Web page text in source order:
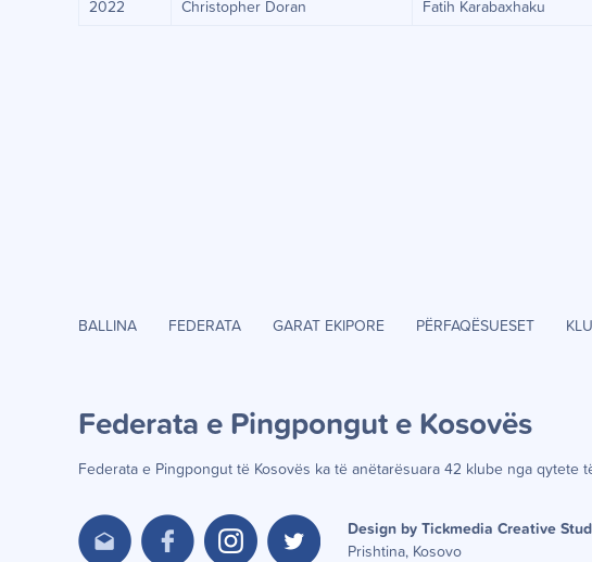
2022 Christopher Doran Fatih Karabaxhaku
BALLINA FEDERATA GARAT EKIPORE PËRFAQËSUESET
Federata e Pingpongut e Kosovës
Federata e Pingpongut të Kosovës ka të anëtarësuara 42 klube nga qytete t
Design by Tickmedia Creative
Prishtina, Kosovo